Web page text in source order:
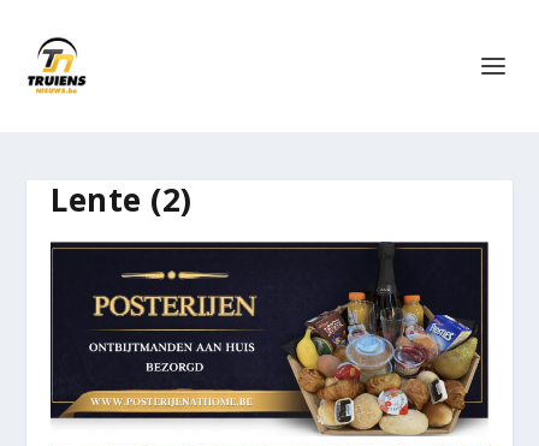
Lente (2)